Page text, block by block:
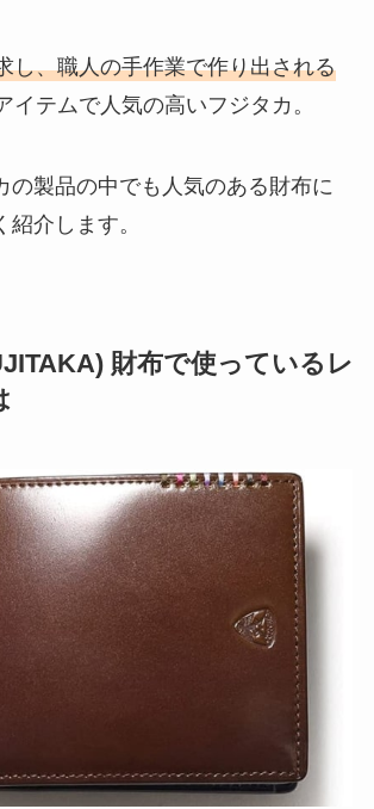
し、職人の手作業で作り出される
イテムで人気の高いフジタカ。
の製品の中でも人気のある財布に
介します。
財布で使っているレ